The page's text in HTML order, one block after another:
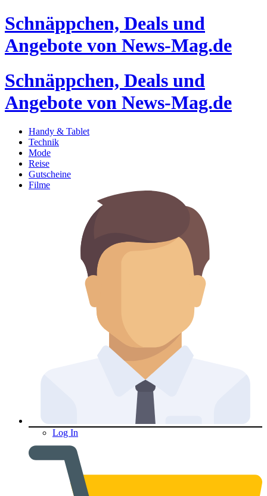
Schnäppchen, Deals und
Angebote von News-Mag.de
Schnäppchen, Deals und
Angebote von News-Mag.de
Handy & Tablet
Technik
Mode
Reise
Gutscheine
Filme
Log In